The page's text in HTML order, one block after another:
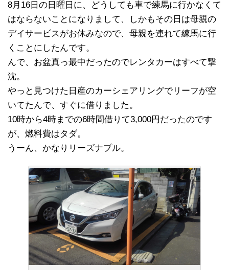
8月16日の日曜日に、どうしても車で練馬に行かなくて
はならないことになりまして、しかもその日は母親の
デイサービスがお休みなので、母親を連れて練馬に行
くことにしたんです。
んで、お盆真っ最中だったのでレンタカーはすべて撃
沈。
やっと見つけた日産のカーシェアリングでリーフが空
いてたんで、すぐに借りました。
10時から4時までの6時間借りて3,000円だったのです
が、燃料費はタダ。
うーん、かなりリーズナプル。